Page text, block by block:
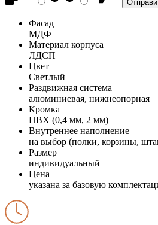
Фасад
МДФ
Материал корпуса
ЛДСП
Цвет
Светлый
Раздвижная система
алюминиевая, нижнеопорная
Кромка
ПВХ (0,4 мм, 2 мм)
Внутреннее наполнение
на выбор (полки, корзины,
Размер
индивидуальный
Цена
указана за базовую